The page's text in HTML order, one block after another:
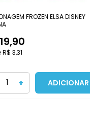
FROZEN ELSA DISNEY
3,31
+ ADICIONAR